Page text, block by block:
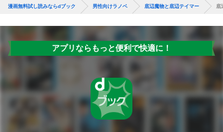
漫画無料試し読みならdブック 男性向けラノベ 底辺魔物と底辺テイマー 底
アプリならもっと便利で快適に！